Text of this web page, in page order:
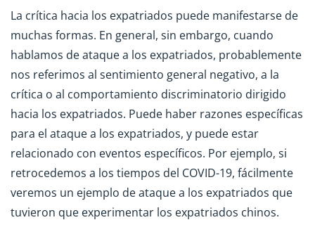
La crítica hacia los expatriados puede manifestarse de
muchas formas. En general, sin embargo, cuando
hablamos de ataque a los expatriados, probablemente
nos referimos al sentimiento general negativo, a la
crítica o al comportamiento discriminatorio dirigido
hacia los expatriados. Puede haber razones específicas
para el ataque a los expatriados, y puede estar
relacionado con eventos específicos. Por ejemplo, si
retrocedemos a los tiempos del COVID-19, fácilmente
veremos un ejemplo de ataque a los expatriados que
tuvieron que experimentar los expatriados chinos.